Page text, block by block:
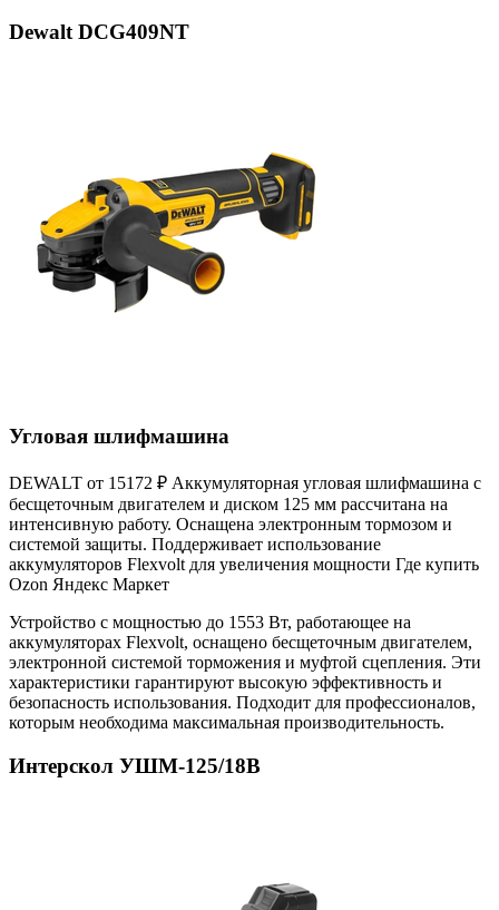
Dewalt DCG409NT
Угловая шлифмашина
DEWALT от 15172 ₽ Аккумуляторная угловая шлифмашина с
бесщеточным двигателем и диском 125 мм рассчитана на
интенсивную работу. Оснащена электронным тормозом и
системой защиты. Поддерживает использование
аккумуляторов Flexvolt для увеличения мощности Где купить
Ozon Яндекс Маркет
Устройство с мощностью до 1553 Вт, работающее на
аккумуляторах Flexvolt, оснащено бесщеточным двигателем,
электронной системой торможения и муфтой сцепления. Эти
характеристики гарантируют высокую эффективность и
безопасность использования. Подходит для профессионалов,
которым необходима максимальная производительность.
Интерскол УШМ-125/18В